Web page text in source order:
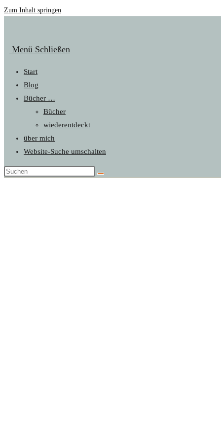
Zum Inhalt springen
Menü Schließen
Start
Blog
Bücher …
Bücher
wiederentdeckt
über mich
Website-Suche umschalten